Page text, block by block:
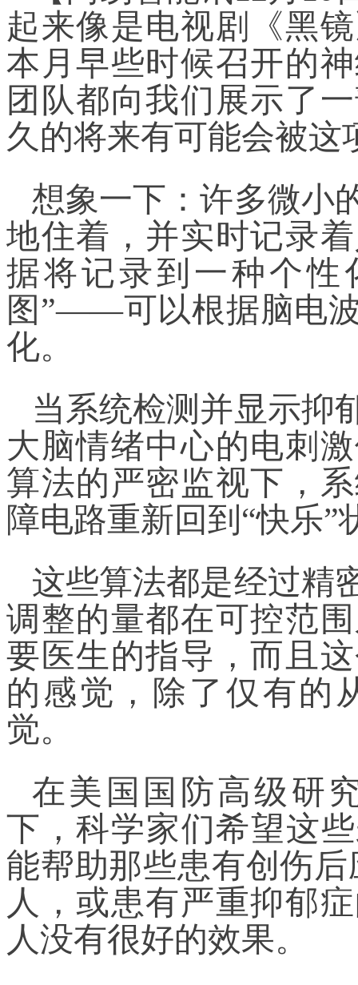
起来像是电视剧《黑
本月早些时候召开的
团队都向我们展示了
久的将来有可能会被这
想象一下：许多微小
地住着，并实时记录
据将记录到一种个性
图”——可以根据脑电
化。
当系统检测并显示抑
大脑情绪中心的电刺
算法的严密监视下，
障电路重新回到“快乐”
这些算法都是经过精
调整的量都在可控范
要医生的指导，而且
的感觉，除了仅有的
觉。
在美国国防高级研
下，科学家们希望这
能帮助那些患有创伤
人，或患有严重抑郁
人没有很好的效果。